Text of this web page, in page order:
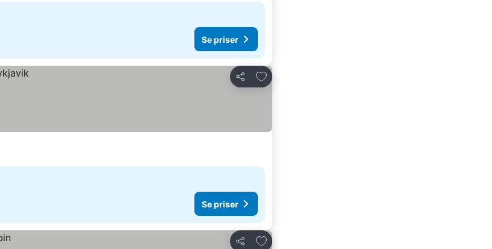
Se priser
Del
Legg til i favoritter
Se priser
Del
Legg til i favoritter